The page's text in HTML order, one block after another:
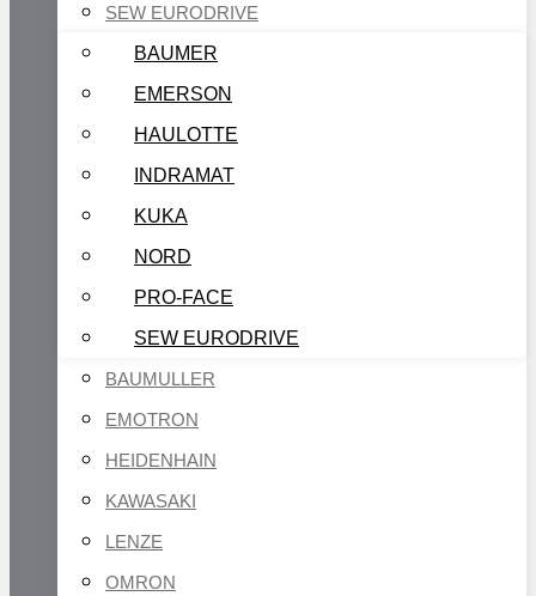
SEW EURODRIVE
BAUMER
EMERSON
HAULOTTE
INDRAMAT
KUKA
NORD
PRO-FACE
SEW EURODRIVE
BAUMULLER
EMOTRON
HEIDENHAIN
KAWASAKI
LENZE
OMRON